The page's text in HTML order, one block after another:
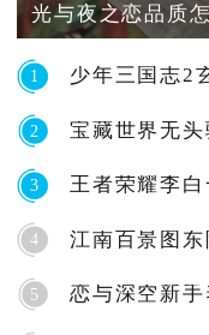
光与夜之恋品质
1 少年三国志2
2 宝藏世界无
3 王者荣耀李
4 江南百景图
5 恋与深空新